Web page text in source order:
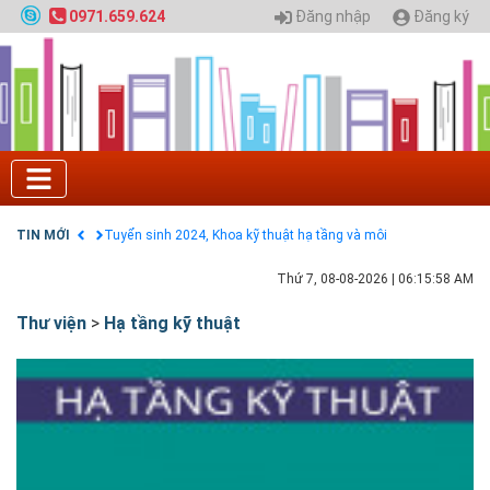
0971.659.624 Đăng nhập Đăng ký
TIN MỚI
Nội
GIAO LƯU TRỰC TUYẾN - TƯ VẤN TUYỂN SINH ĐẠI
SỐ 02
Nạp EP vào tài khoản bằng thẻ cào điện thoại
Tuyển sinh 2025, Khoa kỹ thuật hạ tầng và môi
trường đô thị - Đại học Kiến trúc Hà Nội
Tuyển sinh 2024, Khoa kỹ thuật hạ tầng và môi
Thứ 7, 08-08-2026
06:16:00 AM
Thư viện > Hạ tầng kỹ thuật